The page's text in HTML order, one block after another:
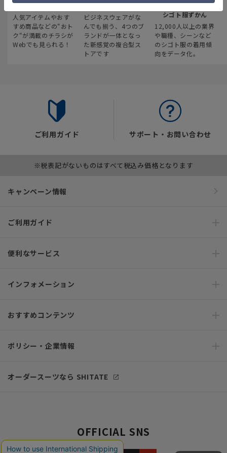
最新のお買い得情報
人気アイテムやおす
すめ商品などの“おト
ク“が満載のチラシが
Webでも見られる！
スーツスクエア
ビジネスウェアがな
んでも揃う、4つのブ
ランドが一体となっ
た新感覚の複合型ス
トアです
みんなの
シゴト服ずかん
12,000人以上の業界
や職種、シーンなど
のシゴト服の着用傾
向をデータ化。
ご利用ガイド サポート・お問い合わせ
※税表記がないものはすべて税込み価格となります
キャンペーン情報
ご利用ガイド
便利なサービス
インフォメーション
おすすめコンテンツ
ポリシー・企業情報
オーダースーツなら SHITATE
OFFICIAL SNS